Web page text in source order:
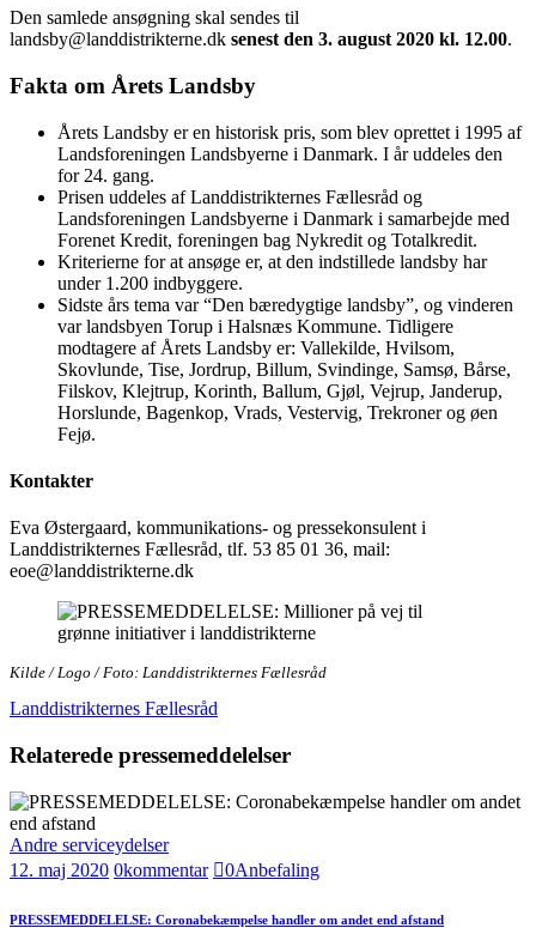
Den samlede ansøgning skal sendes til
landsby@landdistrikterne.dk senest den 3. august 2020 kl. 12.00.
Fakta om Årets Landsby
Årets Landsby er en historisk pris, som blev oprettet i 1995 af
Landsforeningen Landsbyerne i Danmark. I år uddeles den
for 24. gang.
Prisen uddeles af Landdistrikternes Fællesråd og
Landsforeningen Landsbyerne i Danmark i samarbejde med
Forenet Kredit, foreningen bag Nykredit og Totalkredit.
Kriterierne for at ansøge er, at den indstillede landsby har
under 1.200 indbyggere.
Sidste års tema var “Den bæredygtige landsby”, og vinderen
var landsbyen Torup i Halsnæs Kommune. Tidligere
modtagere af Årets Landsby er: Vallekilde, Hvilsom,
Skovlunde, Tise, Jordrup, Billum, Svindinge, Samsø, Bårse,
Filskov, Klejtrup, Korinth, Ballum, Gjøl, Vejrup, Janderup,
Horslunde, Bagenkop, Vrads, Vestervig, Trekroner og øen
Fejø.
Kontakter
Eva Østergaard, kommunikations- og pressekonsulent i
Landdistrikternes Fællesråd, tlf. 53 85 01 36, mail:
eoe@landdistrikterne.dk
Kilde / Logo / Foto: Landdistrikternes Fællesråd
Landdistrikternes Fællesråd
Relaterede pressemeddelelser
Andre serviceydelser
12. maj 2020 0kommentar 0Anbefaling
PRESSEMEDDELELSE: Coronabekæmpelse handler om andet end afstand